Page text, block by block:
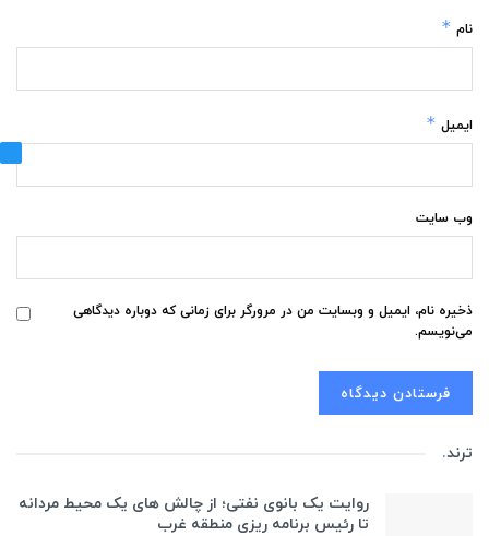
نام *
ایمیل *
وب‌ سایت
ذخیره نام، ایمیل و وبسایت من در مرورگر برای زمانی که دوباره دیدگاهی
می‌نویسم.
ترند.
روایت یک بانوی نفتی؛ از چالش های یک محیط مردانه
تا رئیس برنامه ریزی منطقه غرب